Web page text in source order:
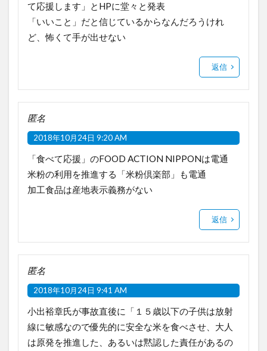
て応援します」とHPに堂々と発表
「いいこと」だと信じているからなんだろうけれ
ど、怖くて手が出せない
返信
匿名
2018年10月24日 9:20 AM
「食べて応援」のFOOD ACTION NIPPONは電通
米粉の利用を推進する「米粉倶楽部」も電通
加工食品は産地表示義務がない
返信
匿名
2018年10月24日 9:41 AM
小出裕章氏が事故直後に「１５歳以下の子供は放射
線に敏感なので優先的に安全な米を食べさせ、大人
は原発を推進した、あるいは黙認した責任があるの